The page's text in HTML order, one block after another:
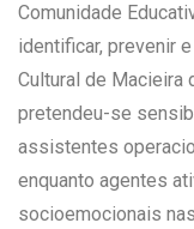
Comunidade
identificar, prevenir
Cultural de Macieira
pretendeu-se
assistentes
enquanto agentes
socioemocionais